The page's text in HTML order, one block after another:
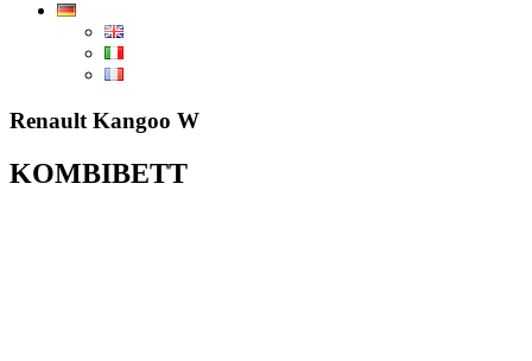
Renault Kangoo W
KOMBIBETT